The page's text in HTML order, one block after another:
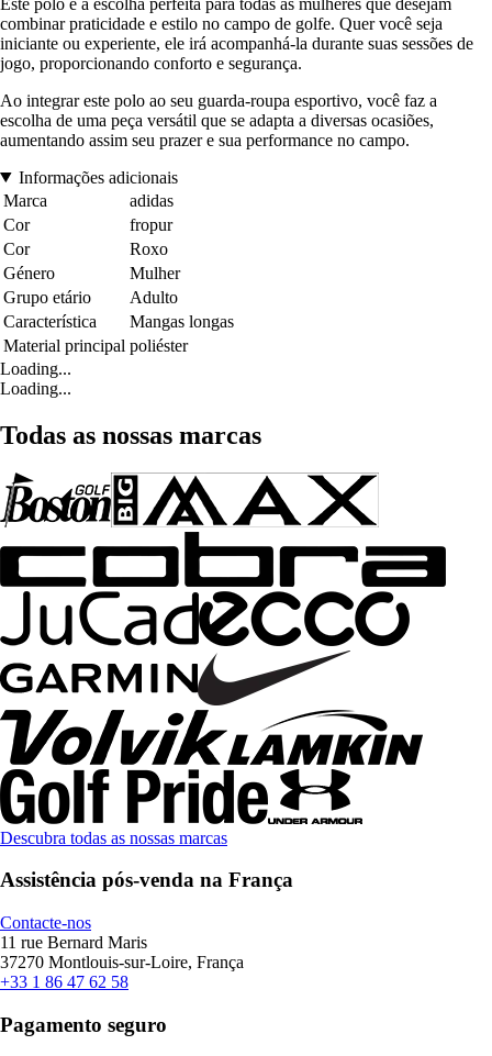
combinar praticidade e estilo no campo de golfe. Quer você seja
iniciante ou experiente, ele irá acompanhá-la durante suas sessões de
jogo, proporcionando conforto e segurança.
Ao integrar este polo ao seu guarda-roupa esportivo, você faz a
escolha de uma peça versátil que se adapta a diversas ocasiões,
aumentando assim seu prazer e sua performance no campo.
Informações adicionais
Marca
adidas
Cor
fropur
Cor
Roxo
Género
Mulher
Grupo etário
Adulto
Característica
Mangas longas
Material principal poliéster
Loading...
Loading...
Todas as nossas marcas
Descubra todas as nossas marcas
Assistência pós-venda na França
Contacte-nos
11 rue Bernard Maris
37270 Montlouis-sur-Loire, França
+33 1 86 47 62 58
Pagamento seguro